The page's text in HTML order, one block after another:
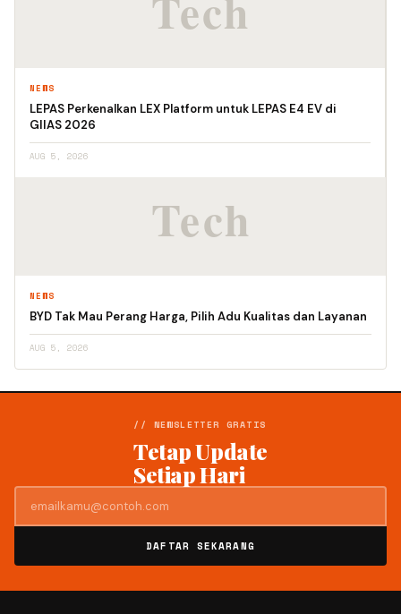
NEWS
LEPAS Perkenalkan LEX Platform untuk LEPAS E4 EV di
GIIAS 2026
AUG 5, 2026
NEWS
BYD Tak Mau Perang Harga, Pilih Adu Kualitas dan Layanan
AUG 5, 2026
// NEWSLETTER GRATIS
Tetap Update
Setiap Hari
DAFTAR SEKARANG